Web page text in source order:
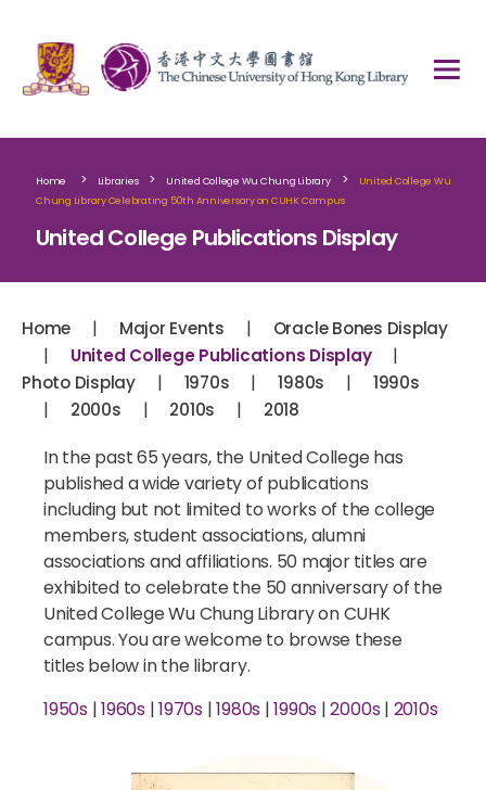
Home > Libraries > United College Wu Chung Library >
United College Wu
Chung Library Celebrating 50th Anniversary on CUHK Campus
United College Publications Display
Home | Major Events | Oracle Bones Display
| United College Publications Display |
Photo Display | 1970s | 1980s | 1990s
| 2000s | 2010s | 2018
In the past 65 years, the United College has
published a wide variety of publications
including but not limited to works of the college
members, student associations, alumni
associations and affiliations. 50 major titles are
exhibited to celebrate the 50 anniversary of the
United College Wu Chung Library on CUHK
campus. You are welcome to browse these
titles below in the library.
1950s|1960s|1970s |1980s |1990s |2000s| 2010s